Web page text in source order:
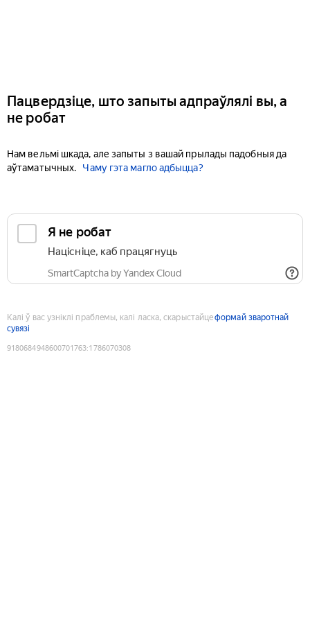
Пацвердзіце, што запыты адпраўлялі вы, а
не робат
Нам вельмі шкада, але запыты з вашай прылады падобныя да
аўтаматычных.
Чаму гэта магло адбыцца?
Я не робат
Націсніце, каб працягнуць
SmartCaptcha by Yandex Cloud
Калі ў вас узніклі праблемы, калі ласка, скарыстайцеформай зваротнай
сувязі
9180684948600701763:1786070308